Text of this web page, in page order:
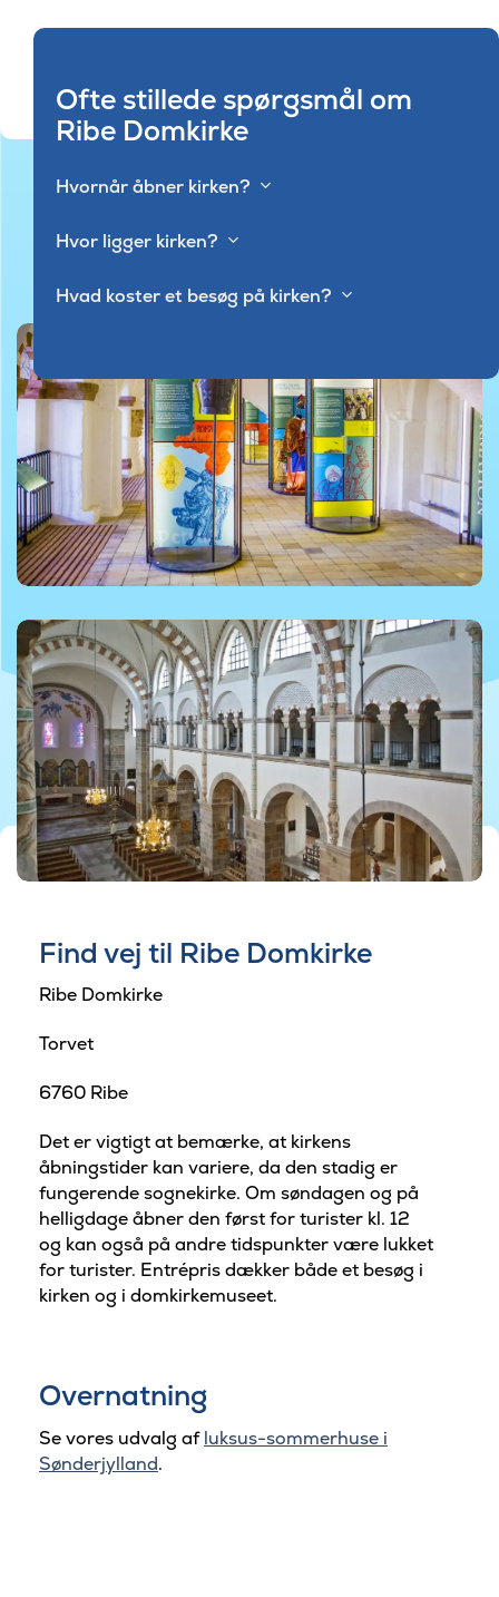
Ofte stillede spørgsmål om
Ribe Domkirke
Hvornår åbner kirken?
Hvor ligger kirken?
Hvad koster et besøg på kirken?
Find vej til Ribe Domkirke
Ribe Domkirke
Torvet
6760 Ribe
Det er vigtigt at bemærke, at kirkens
åbningstider kan variere, da den stadig er
fungerende sognekirke. Om søndagen og på
helligdage åbner den først for turister kl. 12
og kan også på andre tidspunkter være lukket
for turister. Entrépris dækker både et besøg i
kirken og i domkirkemuseet.
Overnatning
Se vores udvalg afluksus-sommerhuse i
Sønderjylland.